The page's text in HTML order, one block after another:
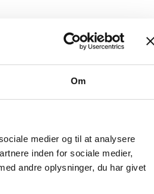
Om
medier og til at analysere
inden for sociale medier,
andre oplysninger, du har givet